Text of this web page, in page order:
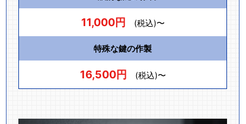
11,000円 (税込)〜
特殊な鍵の作製
16,500円 (税込)〜